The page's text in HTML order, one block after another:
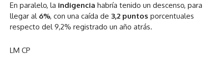
En paralelo, la indigencia habría tenido un descenso, para
llegar al6%, con una caída de 3,2 puntos porcentuales
respecto del 9,2% registrado un año atrás.
LM CP